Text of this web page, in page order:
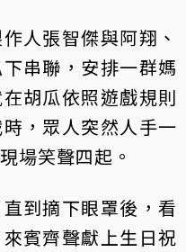
人張智傑與阿翔、
串聯，安排一群媽
胡瓜依照遊戲規則
，眾人突然人手一
場笑聲四起。
到摘下眼罩後，看
賓齊聲獻上生日祝